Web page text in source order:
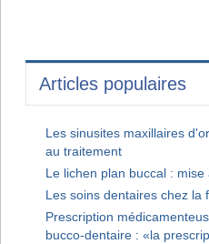
Articles populaires
Les sinusites maxillaires
au traitement
Le lichen plan buccal : mise
Les soins dentaires chez la
Prescription
bucco-dentaire : «la